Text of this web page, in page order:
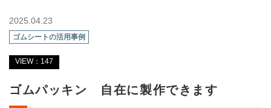
2025.04.23
ゴムシートの活用事例
VIEW：147
ゴムパッキン 自在に製作できます